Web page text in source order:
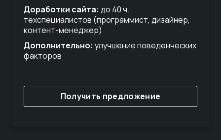
Доработки сайта: до 40 ч.
техспециалистов (программист, дизайнер,
контент-менеджер)
Дополнительно: улучшение поведенческих
факторов
Получить предложение